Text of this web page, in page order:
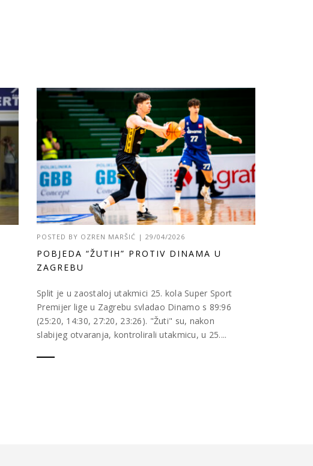
POSTED BY OZREN MARŠIĆ |29/04/2026
POBJEDA “ŽUTIH” PROTIV DINAMA U
ZAGREBU
Split je u zaostaloj utakmici 25. kola Super Sport
Premijer lige u Zagrebu svladao Dinamo s 89:96
(25:20, 14:30, 27:20, 23:26). "Žuti" su, nakon
slabijeg otvaranja, kontrolirali utakmicu, u 25....